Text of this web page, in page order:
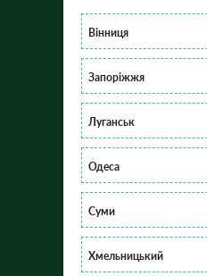
Вінниця
Запоріжжя
Луганськ
Одеса
Суми
Хмельницький